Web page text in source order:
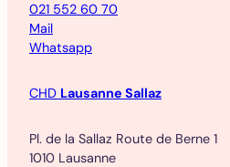
021 552 60 70
Mail
Whatsapp
CHD Lausanne Sallaz
Pl. de la Sallaz Route de Berne 1
1010 Lausanne